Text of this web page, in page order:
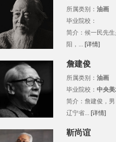
所属类别： 油画
毕业院校：
简介：候一民先
阳，... [详情]
詹建俊
所属类别： 油画
毕业院校： 中央
简介：詹建俊，
辽宁省... [详情]
靳尚谊